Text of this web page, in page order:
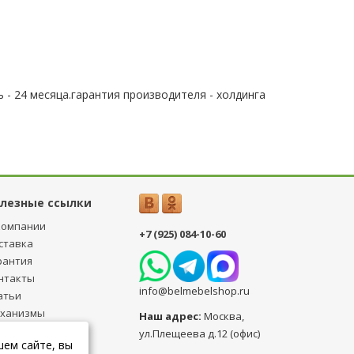
24 месяца.гарантия производителя - холдинга
ссылки
оферта
+7 (925) 084-10-60
info@belmebelshop.ru
Наш адрес: Москва,
ул.Плещеева д.12 (офис)
сайте, вы